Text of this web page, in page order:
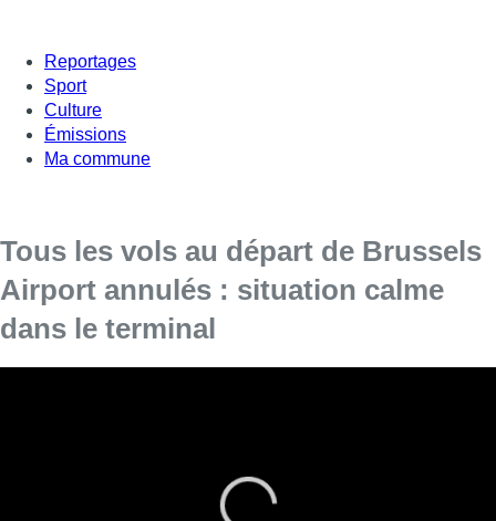
Reportages
Sport
Culture
Émissions
Ma commune
Tous les vols au départ de Brussels
Airport annulés : situation calme
dans le terminal